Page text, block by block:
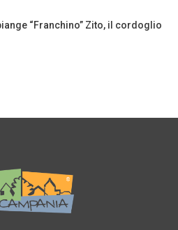
“Franchino” Zito, il cordoglio